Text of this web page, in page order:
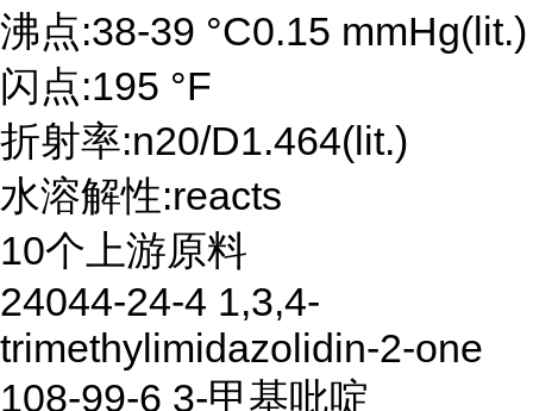
沸点:38-39 °C0.15 mmHg(lit.)
闪点:195 °F
折射率:n20/D1.464(lit.)
水溶解性:reacts
10个上游原料
24044-24-4 1,3,4-
trimethylimidazolidin-2-one
108-99-6 3-甲基吡啶